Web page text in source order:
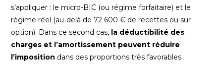
s’appliquer : le micro-BIC (ou régime forfaitaire) et le
régime réel (au-delà de 72 600 € de recettes ou sur
option). Dans ce second cas, la déductibilité des
charges et l’amortissement peuvent réduire
l’imposition dans des proportions très favorables.